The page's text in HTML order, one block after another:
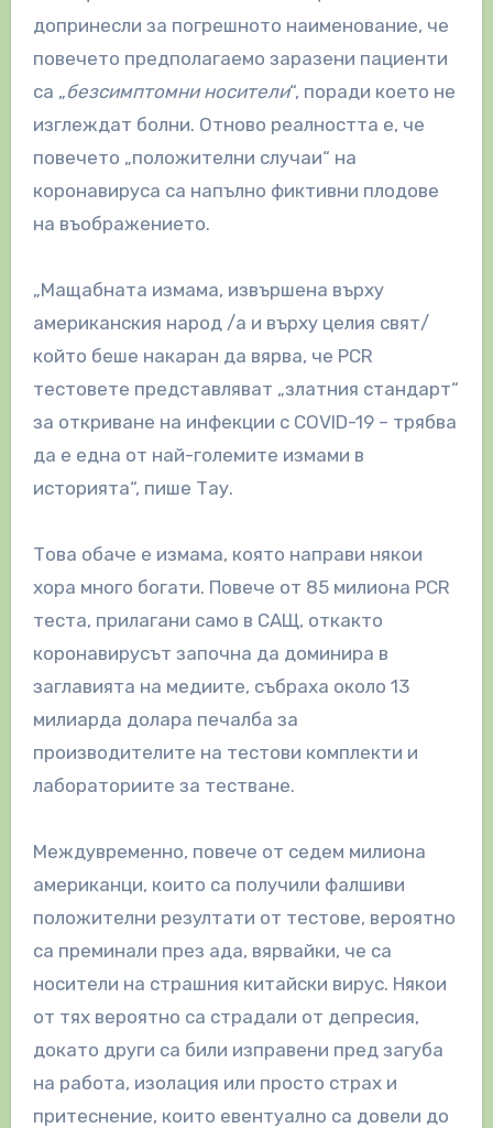
допринесли за погрешното наименование, че
повечето предполагаемо заразени пациенти
са „безсимптомни носители“, поради което не
изглеждат болни. Отново реалността е, че
повечето „положителни случаи“ на
коронавируса са напълно фиктивни плодове
на въображението.
„Мащабната измама, извършена върху
американския народ /а и върху целия свят/
който беше накаран да вярва, че PCR
тестовете представляват „златния стандарт“
за откриване на инфекции с COVID-19 – трябва
да е една от най-големите измами в
историята“, пише Тау.
Това обаче е измама, която направи някои
хора много богати. Повече от 85 милиона PCR
теста, прилагани само в САЩ, откакто
коронавирусът започна да доминира в
заглавията на медиите, събраха около 13
милиарда долара печалба за
производителите на тестови комплекти и
лабораториите за тестване.
Междувременно, повече от седем милиона
американци, които са получили фалшиви
положителни резултати от тестове, вероятно
са преминали през ада, вярвайки, че са
носители на страшния китайски вирус. Някои
от тях вероятно са страдали от депресия,
докато други са били изправени пред загуба
на работа, изолация или просто страх и
притеснение, които евентуално са довели до